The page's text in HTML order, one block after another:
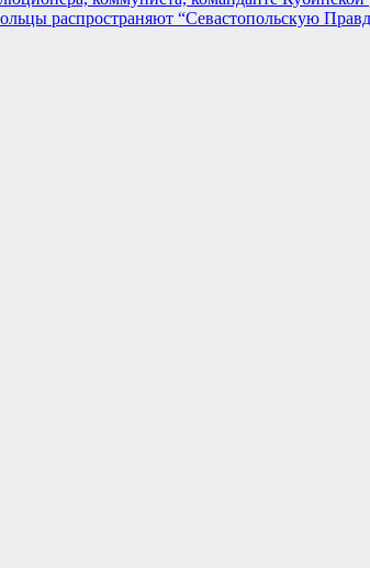
распространяют “Севастопольскую